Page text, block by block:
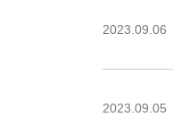
2023.09.06
2023.09.05